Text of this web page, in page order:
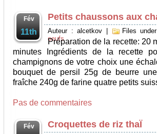
Fév
11th
Petits chaussons aux
Auteur : alcetkov Files under
oeufs
Préparation de la recette: 20
minutes Ingrédients de la recette
champignons de votre choix une
bouquet de persil 25g de beurre
fraîche 240g de farine quatre petits
Pas de commentaires
Fév Croquettes de riz thaÏ